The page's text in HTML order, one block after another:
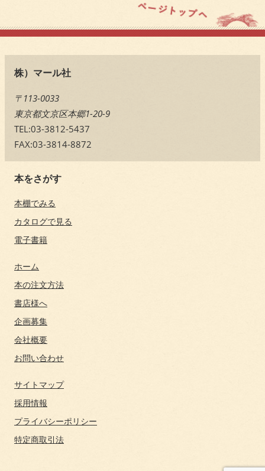
株）マール社
〒113-0033
東京都文京区本郷1-20-9
TEL:03-3812-5437
FAX:03-3814-8872
本をさがす
本棚でみる
カタログで見る
電子書籍
ホーム
本の注文方法
書店様へ
企画募集
会社概要
お問い合わせ
サイトマップ
採用情報
プライバシーポリシー
特定商取引法